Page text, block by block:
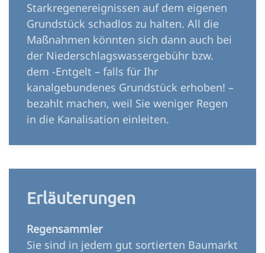
Starkregenereignissen auf dem eigenen
Grundstück schadlos zu halten. All die
Maßnahmen könnten sich dann auch bei
der Niederschlagswassergebühr bzw.
dem -Entgelt – falls für Ihr
kanalgebundenes Grundstück erhoben! –
bezahlt machen, weil Sie weniger Regen
in die Kanalisation einleiten.
Erläuterungen
Regensammler
Sie sind in jedem gut sortierten Baumarkt